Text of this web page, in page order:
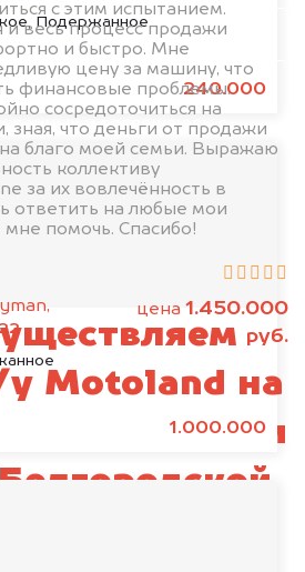
Подержанное
240.000
1.000.000
с этим испытанием.
и весь процесс продажи
и быстро. Мне
цену за машину, что
финансовые проблемы.
сосредоточиться на
зная, что деньги от продажи
благо моей семьи. Выражаю
коллективу
за их вовлечённость в
ответить на любые мои
помочь. Спасибо!
цена 1.450.000
руб.
стоимость
на обработку своих
данных и соглашаюсь с
Motoland на
в Белгороде и